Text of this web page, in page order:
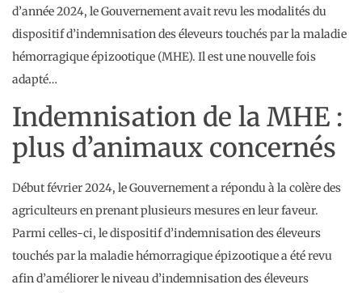
d’année 2024, le Gouvernement avait revu les modalités du
dispositif d’indemnisation des éleveurs touchés par la maladie
hémorragique épizootique (MHE). Il est une nouvelle fois
adapté…
Indemnisation de la MHE :
plus d’animaux concernés
Début février 2024, le Gouvernement a répondu à la colère des
agriculteurs en prenant plusieurs mesures en leur faveur.
Parmi celles-ci, le dispositif d’indemnisation des éleveurs
touchés par la maladie hémorragique épizootique a été revu
afin d’améliorer le niveau d’indemnisation des éleveurs